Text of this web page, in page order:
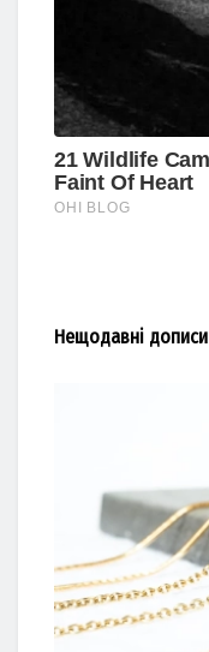
Нещодавні дописи